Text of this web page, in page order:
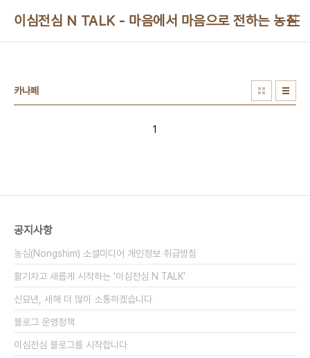
이심전심 N TALK - 마음에서 마음으로 전하는 농심
카나페
1
공지사항
농심(Nongshim) 소셜미디어 개인정보 취급방침
활기차고 새롭게 시작하는 '이심전심 N TALK'
신묘년, 새해 더 많이 소통하겠습니다
블로그 운영정책
이심전심 블로그를 시작합니다